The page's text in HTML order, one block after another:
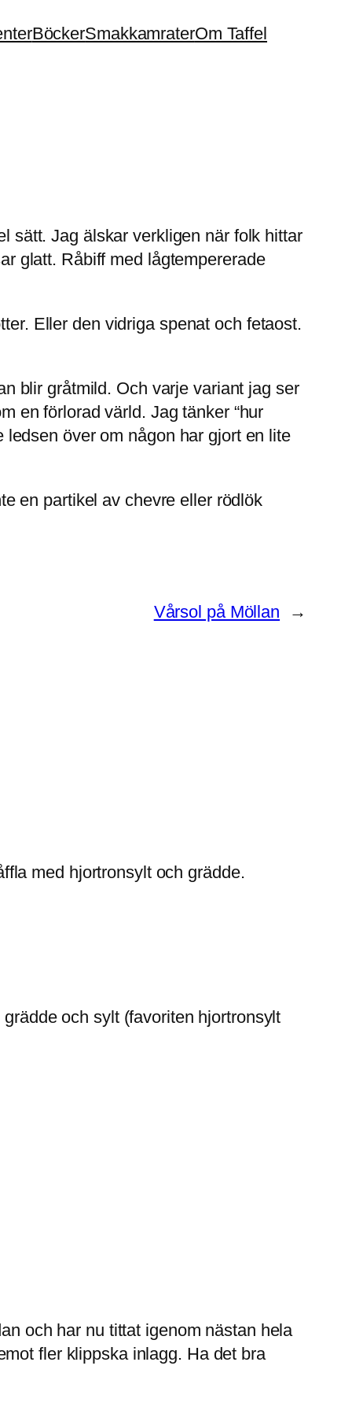
BöckerSmakkamraterOm Taffel
sätt. Jag älskar verkligen när folk hittar
glatt. Råbiff med lågtempererade
Eller den vidriga spenat och fetaost.
blir gråtmild. Och varje variant jag ser
en förlorad värld. Jag tänker “hur
över om någon har gjort en lite
en partikel av chevre eller rödlök
Vårsol på Möllan →
med hjortronsylt och grädde.
och sylt (favoriten hjortronsylt
och har nu tittat igenom nästan hela
fler klippska inlagg. Ha det bra